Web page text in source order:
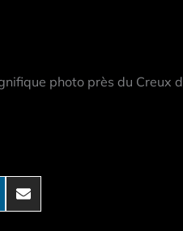
photo près du Creux